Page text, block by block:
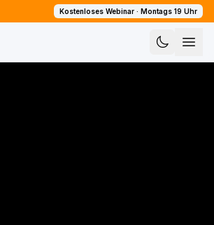
Kostenloses Webinar · Montags 19 Uhr